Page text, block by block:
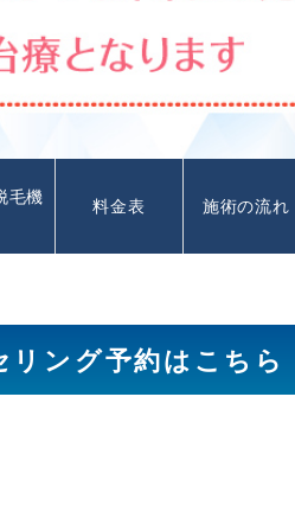
毛機
料金表 施術の流れ
リング予約はこちら